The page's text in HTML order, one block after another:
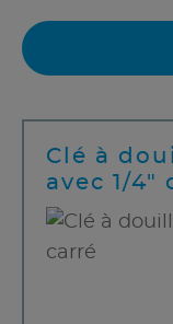
Clé à
avec 1/4"